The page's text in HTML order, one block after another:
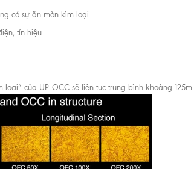
có sự ăn mòn kìm loại.
tín hiệu.
của UP-OCC sẽ liên tục trung bình khoảng 125m.